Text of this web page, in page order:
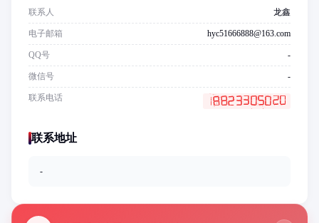
联系人 龙鑫
电子邮箱 hyc51666888@163.com
QQ号 -
微信号 -
联系电话
联系地址
-